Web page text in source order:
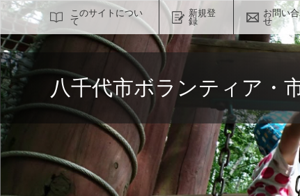
このサイトについ
て
新規登
録
お問い
せ
サイト内検索
八千代市ボランティア・